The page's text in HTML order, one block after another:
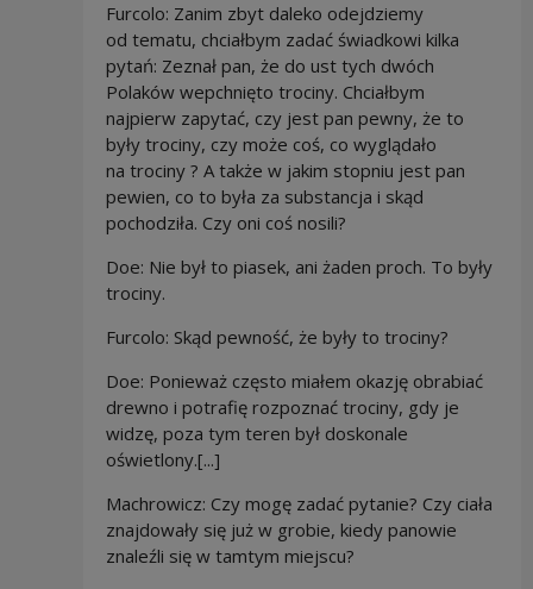
Furcolo: Zanim zbyt daleko odejdziemy
od tematu, chciałbym zadać świadkowi kilka
pytań: Zeznał pan, że do ust tych dwóch
Polaków wepchnięto trociny. Chciałbym
najpierw zapytać, czy jest pan pewny, że to
były trociny, czy może coś, co wyglądało
na trociny ? A także w jakim stopniu jest pan
pewien, co to była za substancja i skąd
pochodziła. Czy oni coś nosili?
Doe: Nie był to piasek, ani żaden proch. To były
trociny.
Furcolo: Skąd pewność, że były to trociny?
Doe: Ponieważ często miałem okazję obrabiać
drewno i potrafię rozpoznać trociny, gdy je
widzę, poza tym teren był doskonale
oświetlony.[...]
Machrowicz: Czy mogę zadać pytanie? Czy ciała
znajdowały się już w grobie, kiedy panowie
znaleźli się w tamtym miejscu?